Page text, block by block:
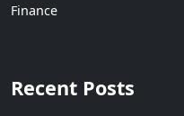
Finance
Recent Posts